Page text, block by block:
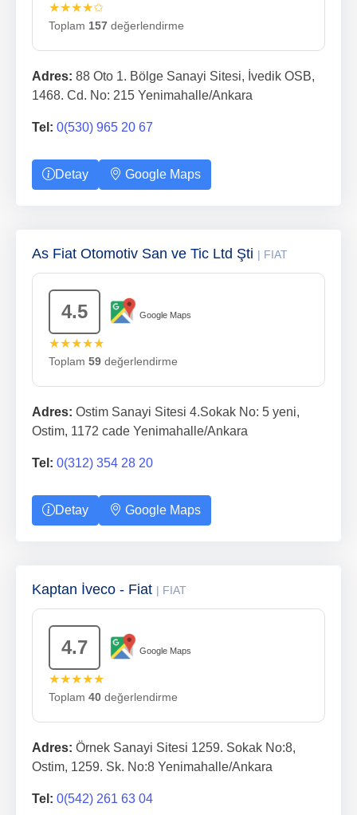
★★★★✩
Toplam 157 değerlendirme
Adres: 88 Oto 1. Bölge Sanayi Sitesi, İvedik OSB,
1468. Cd. No: 215 Yenimahalle/Ankara
Tel: 0(530) 965 20 67
Detay Google Maps
As Fiat Otomotiv San ve Tic Ltd Şti | FIAT
4.5 Google Maps
★★★★★
Toplam 59 değerlendirme
Adres: Ostim Sanayi Sitesi 4.Sokak No: 5 yeni,
Ostim, 1172 cade Yenimahalle/Ankara
Tel: 0(312) 354 28 20
Detay Google Maps
Kaptan İveco - Fiat | FIAT
4.7 Google Maps
★★★★★
Toplam 40 değerlendirme
Adres: Örnek Sanayi Sitesi 1259. Sokak No:8,
Ostim, 1259. Sk. No:8 Yenimahalle/Ankara
Tel: 0(542) 261 63 04